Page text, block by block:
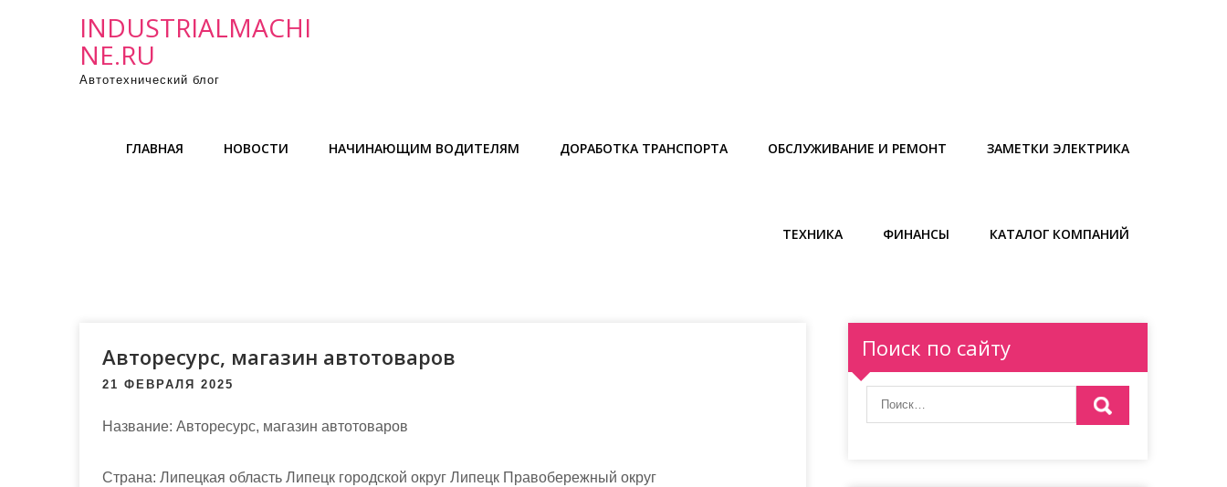
INDUSTRIALMACHI
NE.RU
Автотехнический блог
ГЛАВНАЯ НОВОСТИ НАЧИНАЮЩИМ ВОДИТЕЛЯМ ДОРАБОТКА ТРАНСПОРТА ОБСЛУЖИВАНИЕ И РЕМОНТ ЗАМЕТКИ ЭЛЕКТРИКА
ТЕХНИКА ФИНАНСЫ КАТАЛОГ КОМПАНИЙ
Авторесурс, магазин автотоваров
21 ФЕВРАЛЯ 2025
Название: Авторесурс, магазин автотоваров
Страна: Липецкая область Липецк городской округ Липецк Правобережный округ
Поиск по сайту